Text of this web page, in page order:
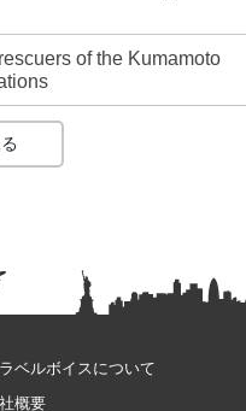
of the Kumamoto
ラベルボイスについて
概要